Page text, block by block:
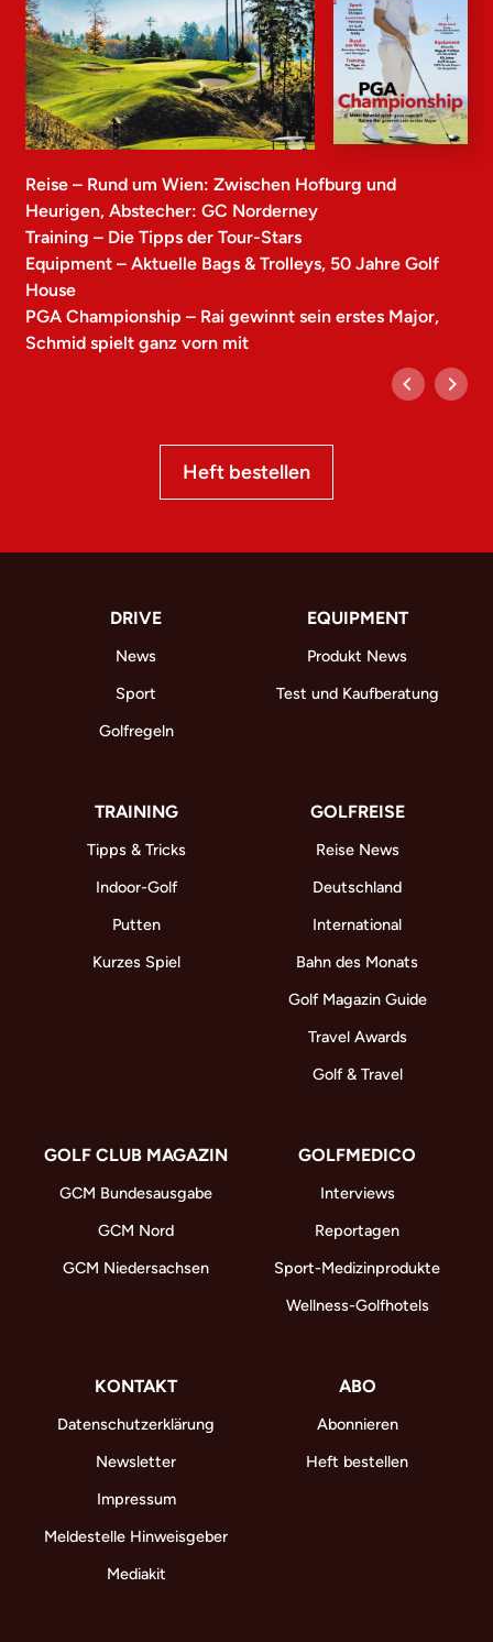
Reise – Rund um Wien: Zwischen Hofburg und
Heurigen, Abstecher: GC Norderney
Training – Die Tipps der Tour-Stars
Equipment – Aktuelle Bags & Trolleys, 50 Jahre Golf
House
PGA Championship – Rai gewinnt sein erstes Major,
Schmid spielt ganz vorn mit
Heft bestellen
DRIVE
News
Sport
Golfregeln
EQUIPMENT
Produkt News
Test und Kaufberatung
TRAINING
Tipps & Tricks
Indoor-Golf
Putten
Kurzes Spiel
GOLFREISE
Reise News
Deutschland
International
Bahn des Monats
Golf Magazin Guide
Travel Awards
Golf & Travel
GOLF CLUB MAGAZIN
GCM Bundesausgabe
GCM Nord
GCM Niedersachsen
GOLFMEDICO
Interviews
Reportagen
Sport-Medizinprodukte
Wellness-Golfhotels
KONTAKT
Datenschutzerklärung
Newsletter
Impressum
Meldestelle Hinweisgeber
Mediakit
ABO
Abonnieren
Heft bestellen